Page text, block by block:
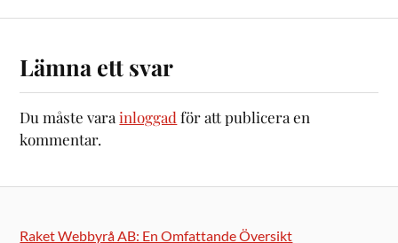
Lämna ett svar
Du måste varainloggad för att publicera en
kommentar.
Raket Webbyrå AB: En Omfattande Översikt